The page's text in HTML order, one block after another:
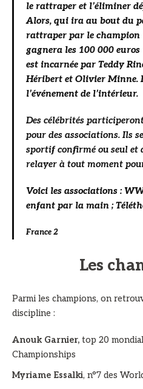
le rattraper et l’éliminer
Alors, qui ira au bout du
rattraper par le champion
gagnera les 100 000
est incarnée par Teddy
Héribert et Olivier
l’événement de l’intérieur.
Des célébrités
pour des associations. Ils
sportif confirmé ou seul et
relayer à tout moment
Voici les associations :
enfant par la main ;
France 2
Les
Parmi les champions, on
discipline :
Anouk Garnier, top 20
Championships
Myriame Essalki, n°7 des